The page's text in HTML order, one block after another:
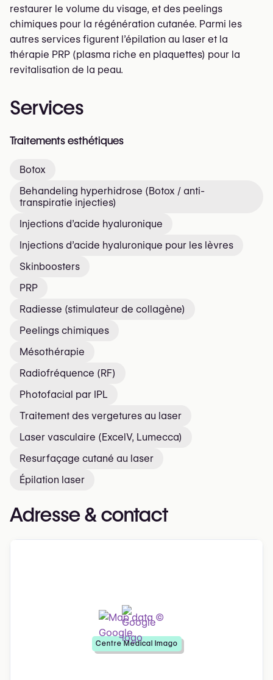
restaurer le volume du visage, et des peelings
chimiques pour la régénération cutanée. Parmi les
autres services figurent l’épilation au laser et la
thérapie PRP (plasma riche en plaquettes) pour la
revitalisation de la peau.
Services
Traitements esthétiques
Botox
Behandeling hyperhidrose (Botox / anti-
transpiratie injecties)
Injections d’acide hyaluronique
Injections d’acide hyaluronique pour les lèvres
Skinboosters
PRP
Radiesse (stimulateur de collagène)
Peelings chimiques
Mésothérapie
Radiofréquence (RF)
Photofacial par IPL
Traitement des vergetures au laser
Laser vasculaire (ExcelV, Lumecca)
Resurfaçage cutané au laser
Épilation laser
Adresse & contact
Centre Médical Imago